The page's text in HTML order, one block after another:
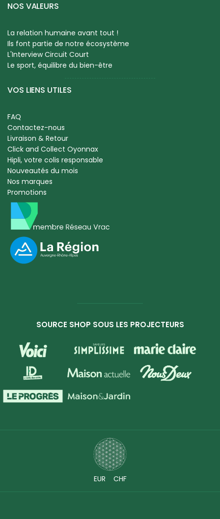
NOS VALEURS
La relation humaine avant tout !
Ils font partie de notre écosystème
L'Interview Circuit Court
Le sport, équilibre du bien-être
VOS LIENS UTILES
FAQ
Contactez-nous
Livraison & Retour
Click and Collect Oyonnax
Hipli, votre colis responsable
Nouveautés du mois
Nos marques
Promotions
SOURCE SHOP SOUS LES PROJECTEURS
EUR CHF